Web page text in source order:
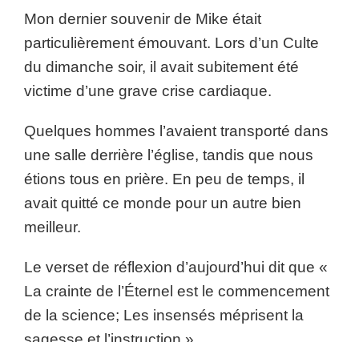
Mon dernier souvenir de Mike était
particulièrement émouvant. Lors d’un Culte
du dimanche soir, il avait subitement été
victime d’une grave crise cardiaque.
Quelques hommes l’avaient transporté dans
une salle derrière l’église, tandis que nous
étions tous en prière. En peu de temps, il
avait quitté ce monde pour un autre bien
meilleur.
Le verset de réflexion d’aujourd’hui dit que «
La crainte de l’Éternel est le commencement
de la science; Les insensés méprisent la